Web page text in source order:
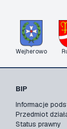
Wejherowo
BIP
Informacje
Przedmiot
Status prawny